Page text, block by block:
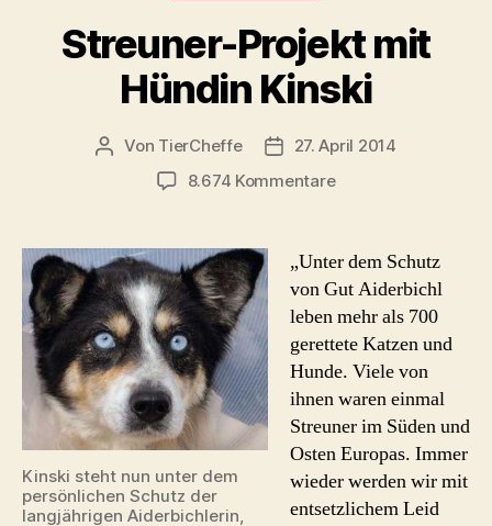
Streuner-Projekt mit
Hündin Kinski
Beitragsautor
Von TierCheffe Beitragsdatum
27. April 2014
8.674 Kommentarezu
mit
Kinski
Kinski steht nun unter dem
persönlichen Schutz der
langjährigen Aiderbichlerin,
„Unter dem Schutz
von Gut Aiderbichl
leben mehr als 700
gerettete Katzen und
Hunde. Viele von
ihnen waren einmal
Streuner im Süden und
Osten Europas. Immer
wieder werden wir mit
entsetzlichem Leid